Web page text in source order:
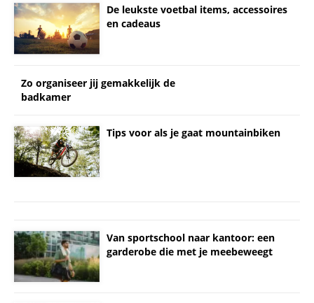
De leukste voetbal items, accessoires
en cadeaus
Zo organiseer jij gemakkelijk de
badkamer
Tips voor als je gaat mountainbiken
Van sportschool naar kantoor: een
garderobe die met je meebeweegt